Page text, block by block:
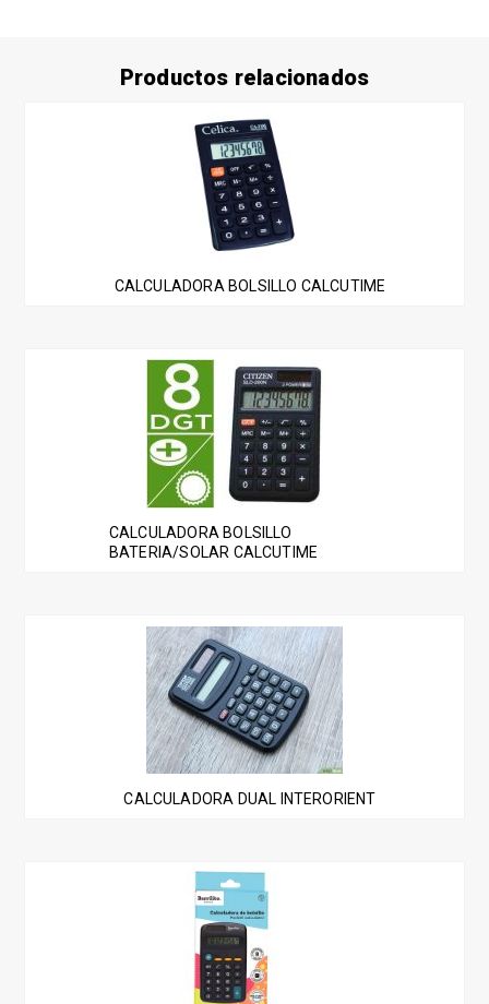
Productos relacionados
CALCULADORA BOLSILLO CALCUTIME
CALCULADORA BOLSILLO
BATERIA/SOLAR CALCUTIME
CALCULADORA DUAL INTERORIENT